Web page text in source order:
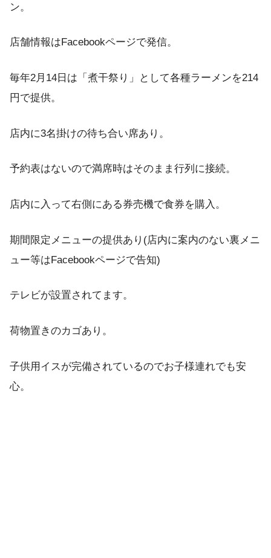
ン。
店舗情報はFacebookページで発信。
毎年2月14日は「煮干祭り」として各種ラーメンを214
円で提供。
店内に3名掛けの待ち合い席あり。
予約表はないので満席時はそのまま行列に接続。
店内に入って右側にある券売機で食券を購入。
期間限定メニューの提供あり(店内に案内のない裏メニ
ュー等はFacebookページで告知)
テレビが設置されてます。
荷物置きのカゴあり。
子供用イスが完備されているのでお子様連れでも安
心。